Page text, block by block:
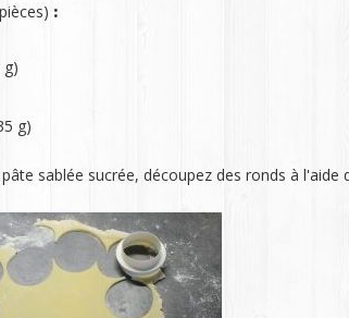
:
g)
sablée sucrée, découpez des ronds à